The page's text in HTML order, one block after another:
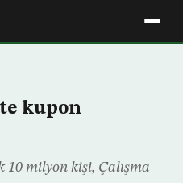
kupon
10 milyon kişi, Çalışma